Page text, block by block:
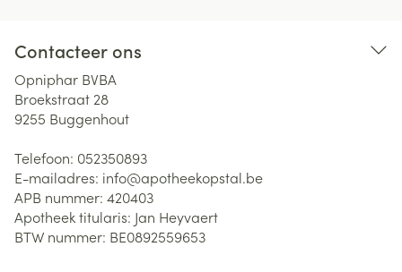
Contacteer ons
Opniphar BVBA
Broekstraat 28
9255 Buggenhout
Telefoon: 052350893
E-mailadres: info@apotheekopstal.be
APB nummer: 420403
Apotheek titularis: Jan Heyvaert
BTW nummer: BE0892559653